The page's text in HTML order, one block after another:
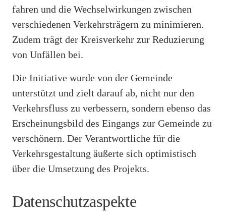
fahren und die Wechselwirkungen zwischen
verschiedenen Verkehrsträgern zu minimieren.
Zudem trägt der Kreisverkehr zur Reduzierung
von Unfällen bei.
Die Initiative wurde von der Gemeinde
unterstützt und zielt darauf ab, nicht nur den
Verkehrsfluss zu verbessern, sondern ebenso das
Erscheinungsbild des Eingangs zur Gemeinde zu
verschönern. Der Verantwortliche für die
Verkehrsgestaltung äußerte sich optimistisch
über die Umsetzung des Projekts.
Datenschutzaspekte